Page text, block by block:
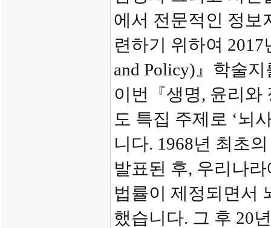
에서 전문적인 정보
련하기 위하여
and Policy)』학술
이번『생명, 윤리와
도 특집 주제로 ‘뇌
니다. 1968년 최초
발표된 후, 우리나
법률이 제정되면서
했습니다. 그 후 20